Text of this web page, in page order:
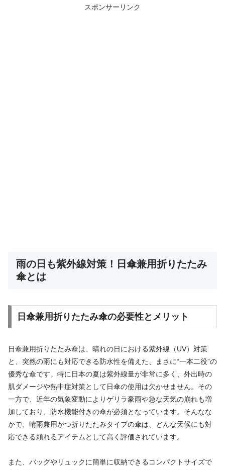
スポンサーリンク
雨の日も紫外線対策！日傘兼用折りたたみ
傘とは
日傘兼用折りたたみ傘の必要性とメリット
日傘兼用折りたたみ傘は、晴れの日における紫外線（UV）対策
と、突然の雨にも対応できる防水性を備えた、まさに“一本二役”の
優秀な傘です。特に日本の夏は紫外線量が非常に多く、外出時の
肌ダメージや熱中症対策として日傘の使用は欠かせません。その
一方で、近年の気象変動によりゲリラ豪雨や急な天気の崩れも増
加しており、防水機能付きの傘が必須となっています。そんなな
かで、晴雨兼用かつ折りたたみタイプの傘は、どんな天候にも対
応できる頼れるアイテムとして高く評価されています。
また、バッグやリュックに簡単に収納できるコンパクトサイズで